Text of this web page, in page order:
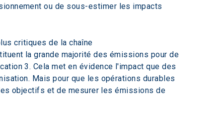
ou de sous-estimer les impacts
critiques de la chaîne
la grande majorité des émissions pour de
3. Cela met en évidence l'impact que des
Mais pour que les opérations durables
objectifs et de mesurer les émissions de